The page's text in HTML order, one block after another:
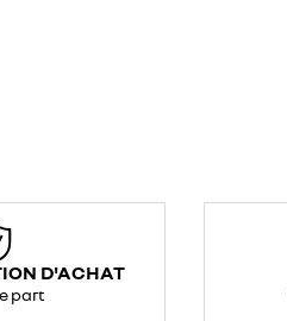
D'ACHAT
part